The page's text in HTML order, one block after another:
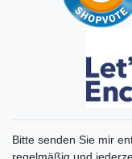
Bitte senden Sie mir